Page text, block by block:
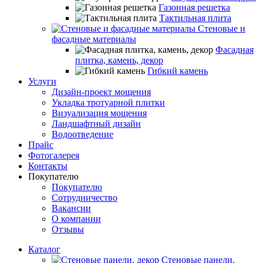
Газонная решетка
Тактильная плита
Стеновые и
фасадные материалы
Фасадная
плитка, камень, декор
Гибкий камень
Услуги
Дизайн-проект мощения
Укладка тротуарной плитки
Визуализация мощения
Ландшафтный дизайн
Водоотведение
Прайс
Фотогалерея
Контакты
Покупателю
Покупателю
Сотрудничество
Вакансии
О компании
Отзывы
Каталог
Стеновые панели,